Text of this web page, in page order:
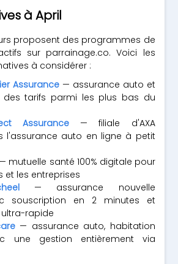
à April
proposent des programmes de
sur parrainage.co. Voici les
à considérer :
Assurance — assurance auto et
des tarifs parmi les plus bas du
Assurance— filiale d'AXA
l'assurance auto en ligne à petit
— mutuelle santé 100% digitale pour
et les entreprises
— assurance nouvelle
souscription en 2 minutes et
rapide
— assurance auto, habitation
une gestion entièrement via